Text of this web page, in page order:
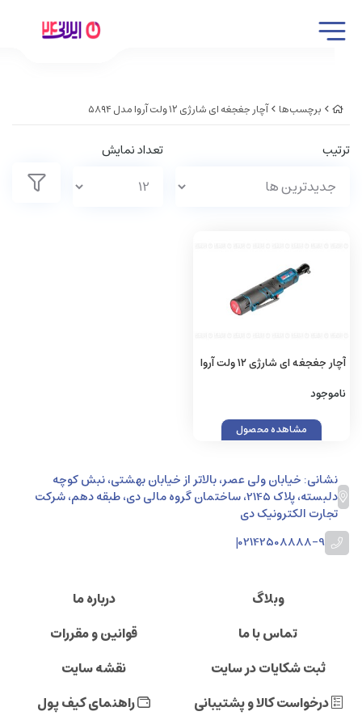
برچسب‌ها آچار جغجغه ای شارژی ۱۲ ولت آروا مدل ۵۸۹۴
ترتیب تعداد نمایش
آچار جغجغه ای شارژی ۱۲ ولت آروا
ناموجود
مشاهده محصول
نشانی: خیابان ولی عصر، بالاتر از خیابان بهشتی، نبش کوچه
دلبسته، پلاک 2145، ساختمان گروه مالی دی، طبقه دهم، شرکت
تجارت الکترونیک دی
02142508888-9
|
وبلاگ
درباره ما
تماس با ما
قوانین و مقررات
ثبت شکایات در سایت
نقشه سایت
درخواست کالا و پشتیبانی
راهنمای کیف پول